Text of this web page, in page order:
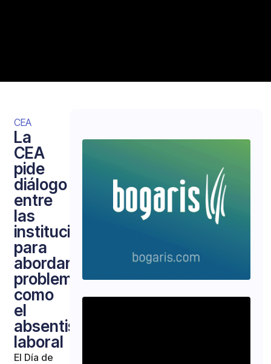
CEA
La
CEA
pide
diálogo
entre
las
instituciones
para
abordar
problemas
como
el
absentismo
laboral
El Día de